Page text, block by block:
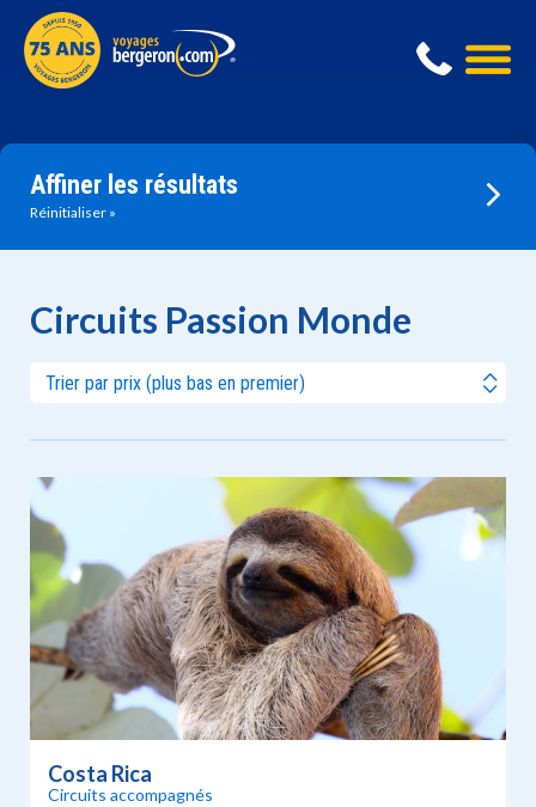
Circuits Passion Monde
Costa Rica
Circuits accompagnés
Affiner les résultats
Réinitialiser